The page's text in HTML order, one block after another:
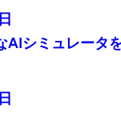
AIシミュレータ